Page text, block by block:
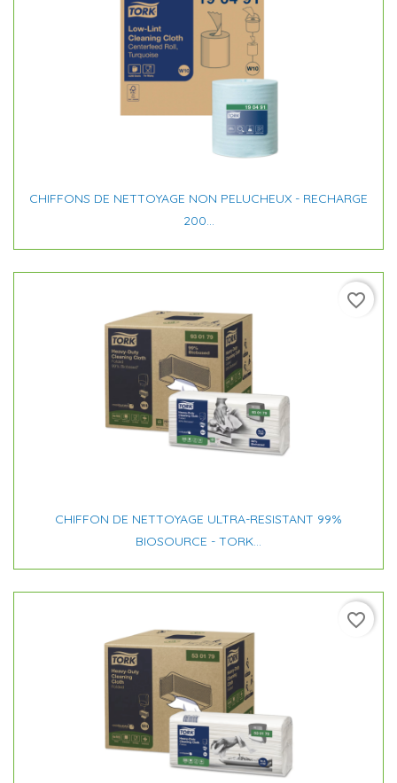
CHIFFONS DE NETTOYAGE NON PELUCHEUX - RECHARGE
200...
CHIFFON DE NETTOYAGE ULTRA-RESISTANT 99%
BIOSOURCE - TORK...
favorite_border
favorite_border